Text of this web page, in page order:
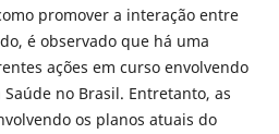
promover a interação entre
é observado que há uma
ações em curso envolvendo
no Brasil. Entretanto, as
os planos atuais do